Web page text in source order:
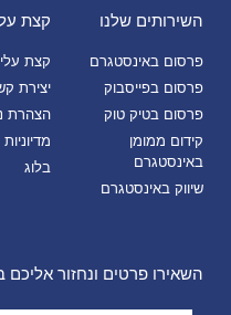
השירותים שלנו
פרסום באינסטגרם
פרסום בפייסבוק
פרסום בטיק טוק
קידום ממומן
באינסטגרם
שיווק באינסטגרם
קצת
קצת
יצירת
הצהרת
בלוג
השאירו פרטים ונחזור